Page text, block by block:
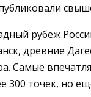
рубеж
древние
Самые
300 точек, но